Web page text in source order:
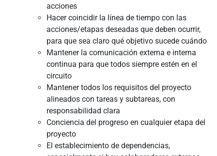
acciones
Hacer coincidir la línea de tiempo con las
acciones/etapas deseadas que deben ocurrir,
para que sea claro qué objetivo sucede cuándo
Mantener la comunicación externa e interna
continua para que todos siempre estén en el
circuito
Mantener todos los requisitos del proyecto
alineados con tareas y subtareas, con
responsabilidad clara
Conciencia del progreso en cualquier etapa del
proyecto
El establecimiento de dependencias,